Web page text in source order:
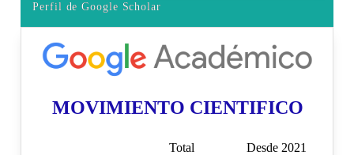
Perfil de Google Scholar